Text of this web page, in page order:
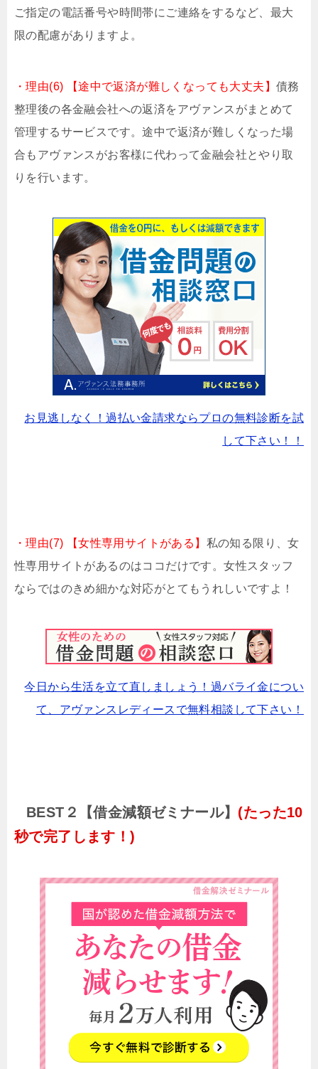
ご指定の電話番号や時間帯にご連絡をするなど、最大
限の配慮がありますよ。
・理由(6) 【途中で返済が難しくなっても大丈夫】 債務
整理後の各金融会社への返済をアヴァンスがまとめて
管理するサービスです。途中で返済が難しくなった場
合もアヴァンスがお客様に代わって金融会社とやり取
りを行います。
お見逃しなく！過払い金請求ならプロの無料診断を試
して下さい！！
・理由(7) 【女性専用サイトがある】 私の知る限り、女
性専用サイトがあるのはココだけです。女性スタッフ
ならではのきめ細かな対応がとてもうれしいですよ！
今日から生活を立て直しましょう！過バライ金につい
て、アヴァンスレディースで無料相談して下さい！
BEST２【借金減額ゼミナール】 (たった10
秒で完了します！)